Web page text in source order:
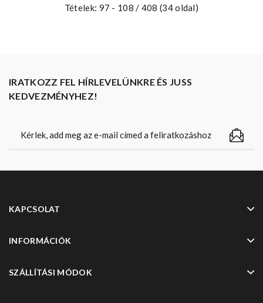
Tételek: 97 - 108 / 408 (34 oldal)
IRATKOZZ FEL HÍRLEVELÜNKRE ÉS JUSS
KEDVEZMÉNYHEZ!
KAPCSOLAT
INFORMÁCIÓK
SZÁLLÍTÁSI MÓDOK